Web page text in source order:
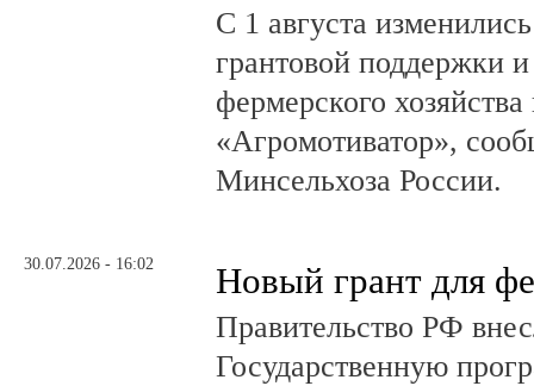
С 1 августа
грантовой поддержки
фермерского хозяйства
«Агромотиватор»,
Минсельхоза России.
30.07.2026 - 16:02 Новый грант для
Правительство РФ
Государственную